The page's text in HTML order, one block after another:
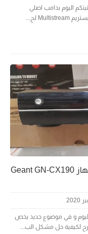
اليوم بدامب اصلي
حل مشكل 4 اصفار ولامبة حمراء في جهاز Geant GN-CX190
اليوم و في موضوع جديد يخص
لكيفية حل مشكل الب...